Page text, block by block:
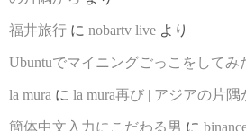
福井旅行 に nobartv live より
Ubuntuでマイニングごっこをしてみ
la mura に la mura再び | アジアの片隅
簡体中文入力にこだわる男 に